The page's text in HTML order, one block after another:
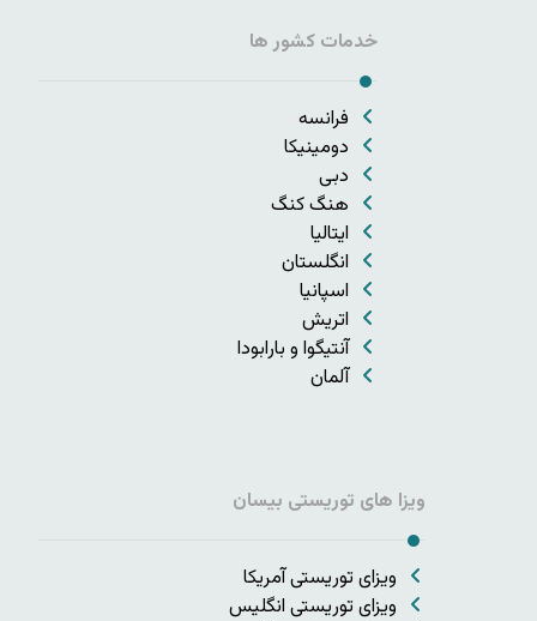
خدمات کشور ها
فرانسه
دومینیکا
دبی
هنگ کنگ
ایتالیا
انگلستان
اسپانیا
اتریش
آنتیگوا و بارابودا
آلمان
ویزا های توریستی بیسان
ویزای توریستی آمریکا
ویزای توریستی انگلیس